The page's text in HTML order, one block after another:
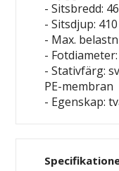
- Sitsbredd:
- Sitsdjup:
- Max.
-
- Stativfärg:
PE-membran
- Egenskap: